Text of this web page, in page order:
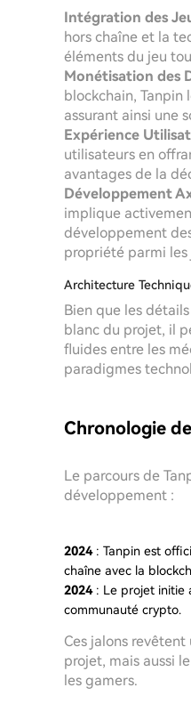
Intégration des
hors chaîne et la
éléments du jeu
Monétisation des
blockchain, Tanpin
assurant ainsi une
Expérience
utilisateurs en
avantages de la
Développement
implique
développement
propriété parmi les
Architecture
Bien que les
blanc du projet, il
fluides entre les
paradigmes
Chronologie
Le parcours de
développement :
2024: Tanpin est
chaîne avec la
2024: Le projet initie
communauté crypto.
Ces jalons
projet, mais aussi
les gamers.